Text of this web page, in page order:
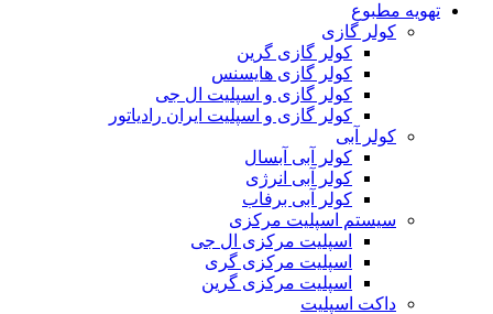
تهویه مطبوع
کولر گازی
کولر گازی گرین
کولر گازی هایسنس
کولر گازی و اسپلیت ال جی
کولر گازی و اسپلیت ایران رادیاتور
کولر آبی
کولر آبی آبسال
کولر آبی انرژی
کولر آبی برفاب
سیستم اسپلیت مرکزی
اسپلیت مرکزی ال جی
اسپلیت مرکزی گری
اسپلیت مرکزی گرین
داکت اسپلیت